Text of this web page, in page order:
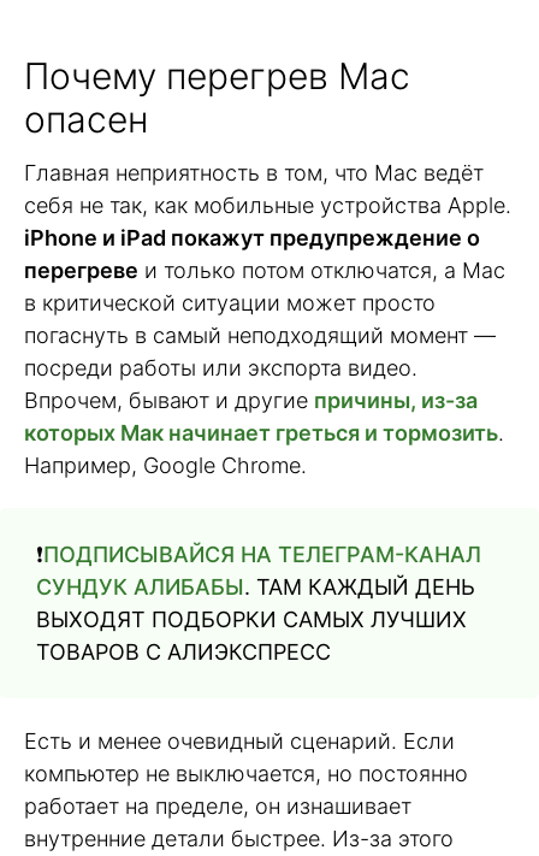
Почему перегрев Mac
опасен
Главная неприятность в том, что Mac ведёт
себя не так, как мобильные устройства Apple.
iPhone и iPad покажут предупреждение о
перегреве и только потом отключатся, а Mac
в критической ситуации может просто
погаснуть в самый неподходящий момент —
посреди работы или экспорта видео.
Впрочем, бывают и другие причины, из-за
которых Мак начинает греться и тормозить.
Например, Google Chrome.
❗️ПОДПИСЫВАЙСЯ НА ТЕЛЕГРАМ-КАНАЛ
СУНДУК АЛИБАБЫ. ТАМ КАЖДЫЙ ДЕНЬ
ВЫХОДЯТ ПОДБОРКИ САМЫХ ЛУЧШИХ
ТОВАРОВ С АЛИЭКСПРЕСС
Есть и менее очевидный сценарий. Если
компьютер не выключается, но постоянно
работает на пределе, он изнашивает
внутренние детали быстрее. Из-за этого